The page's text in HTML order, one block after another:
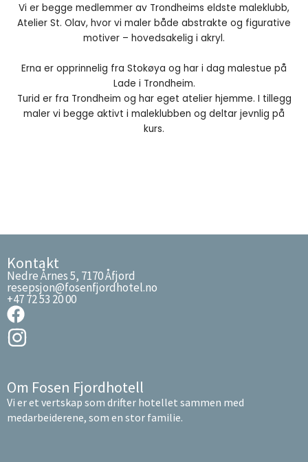
Vi er begge medlemmer av Trondheims eldste maleklubb,
Atelier St. Olav, hvor vi maler både abstrakte og figurative
motiver – hovedsakelig i akryl.
Erna er opprinnelig fra Stokøya og har i dag malestue på
Lade i Trondheim.
Turid er fra Trondheim og har eget atelier hjemme. I tillegg
maler vi begge aktivt i maleklubben og deltar jevnlig på
kurs.
Kontakt
Nedre Årnes 5, 7170 Åfjord
resepsjon@fosenfjordhotel.no
+47 72 53 20 00
Om Fosen Fjordhotell
Vi er et vertskap som drifter hotellet sammen med
medarbeiderene, som en stor familie.